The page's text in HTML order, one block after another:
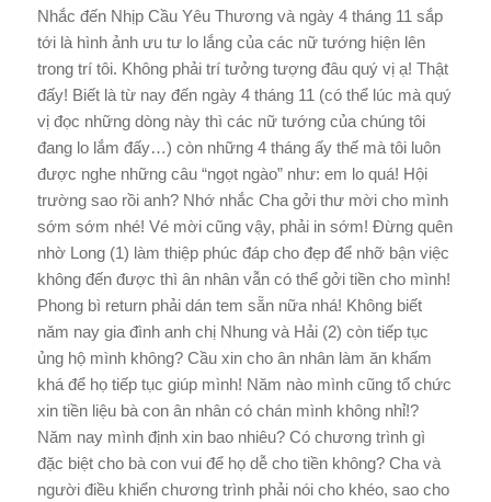
Nhắc đến Nhịp Cầu Yêu Thương và ngày 4 tháng 11 sắp
tới là hình ảnh ưu tư lo lắng của các nữ tướng hiện lên
trong trí tôi. Không phải trí tưởng tượng đâu quý vị ạ! Thật
đấy! Biết là từ nay đến ngày 4 tháng 11 (có thể lúc mà quý
vị đọc những dòng này thì các nữ tướng của chúng tôi
đang lo lắm đấy…) còn những 4 tháng ấy thế mà tôi luôn
được nghe những câu “ngọt ngào” như: em lo quá! Hội
trường sao rồi anh? Nhớ nhắc Cha gởi thư mời cho mình
sớm sớm nhé! Vé mời cũng vậy, phải in sớm! Đừng quên
nhờ Long (1) làm thiệp phúc đáp cho đẹp để nhỡ bận việc
không đến được thì ân nhân vẫn có thể gởi tiền cho mình!
Phong bì return phải dán tem sẵn nữa nhá! Không biết
năm nay gia đình anh chị Nhung và Hải (2) còn tiếp tục
ủng hộ mình không? Cầu xin cho ân nhân làm ăn khấm
khá để họ tiếp tục giúp mình! Năm nào mình cũng tổ chức
xin tiền liệu bà con ân nhân có chán mình không nhỉ!?
Năm nay mình định xin bao nhiêu? Có chương trình gì
đặc biệt cho bà con vui để họ dễ cho tiền không? Cha và
người điều khiển chương trình phải nói cho khéo, sao cho